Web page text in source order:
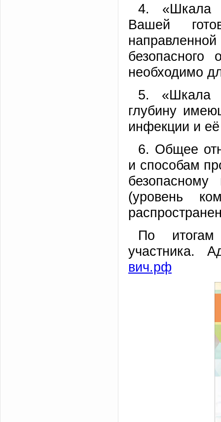
4. «Шкала
Вашей
безопасного
необходимо
5. «Шкала
глубину
инфекции и
6. Общее
и способам
(уровень
По
участника.
вич.рф